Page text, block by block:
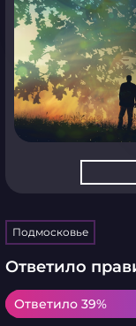
Подмосковье
Ответило
Ответило 39%
Ответило 39%